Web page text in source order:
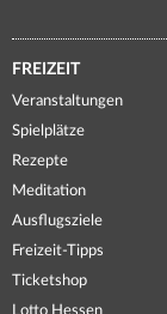
FREIZEIT
Veranstaltungen
Spielplätze
Rezepte
Meditation
Ausflugsziele
Freizeit-Tipps
Ticketshop
Lotto Hessen